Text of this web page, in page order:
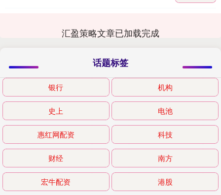
汇盈策略文章已加载完成
话题标签
银行 机构
史上 电池
惠红网配资 科技
财经 南方
宏牛配资 港股